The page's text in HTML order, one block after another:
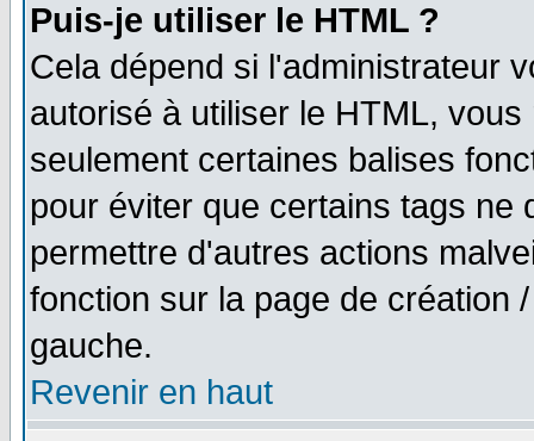
Puis-je utiliser le HTML ?
Cela dépend si l'administrateur
autorisé à utiliser le HTML,
seulement certaines balises
pour éviter que certains tags ne
permettre d'autres actions
fonction sur la page de création
gauche.
Revenir en haut